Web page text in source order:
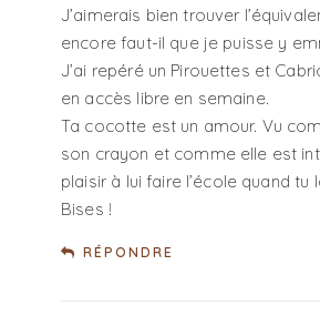
J’aimerais bien trouver
encore faut-il que je puisse y
J’ai repéré un Pirouettes et
en accès libre en semaine.
Ta cocotte est un amour. Vu
son crayon et comme elle est
plaisir à lui faire l’école quand tu
Bises !
RÉPONDRE